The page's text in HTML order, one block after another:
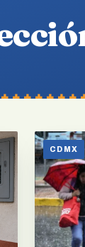
CDMX